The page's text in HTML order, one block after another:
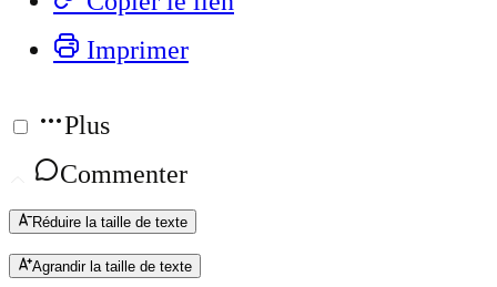
Imprimer
Plus
Commenter
Réduire la taille de texte
Agrandir la taille de texte